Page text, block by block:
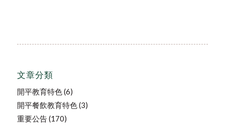
文章分類
開平教育特色 (6)
開平餐飲教育特色 (3)
重要公告(170)